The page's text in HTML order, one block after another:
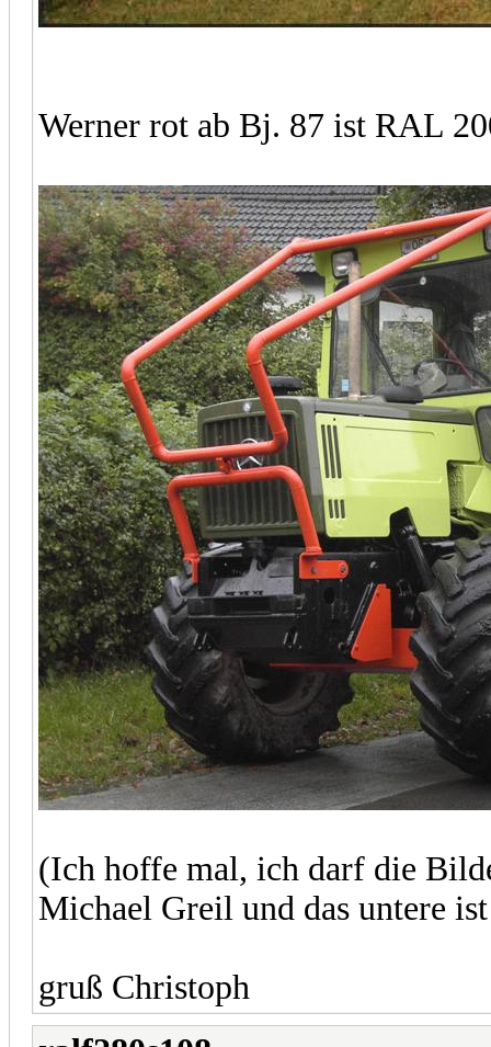
Werner rot ab Bj. 87 ist RAL
(Ich hoffe mal, ich darf die
Michael Greil und das untere
gruß Christoph